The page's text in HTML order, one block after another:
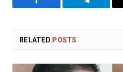
Facebook Telegram
RELATED POSTS